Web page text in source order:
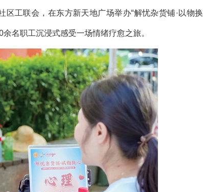
工联会，在东方新天地广场举办“解忧杂货铺·以物换
名职工沉浸式感受一场情绪疗愈之旅。